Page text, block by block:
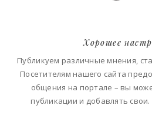
Хорошее
Публикуем различные мнения,
Посетителям нашего сайта
общения на портале – вы
публикации и добавлять